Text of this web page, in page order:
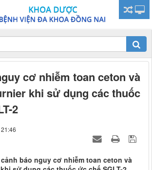
cơ nhiễm toan ceton và
khi sử dụng các thuốc
2
cảnh báo nguy cơ nhiễm toan ceton và